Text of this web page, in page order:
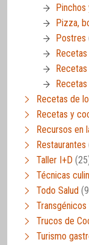
Pinchos
Pizza,
Postres
Recetas de
Recetas y
Recursos en
Restaurantes
Taller I+D
Técnicas
Todo Salud
Transgénicos
Trucos de
Turismo